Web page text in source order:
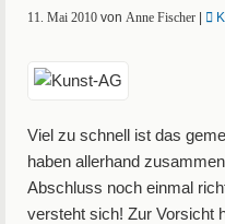
11. Mai 2010 von Anne Fischer
Viel zu schnell ist das
haben allerhand
Abschluss noch einmal
versteht sich! Zur Vorsicht